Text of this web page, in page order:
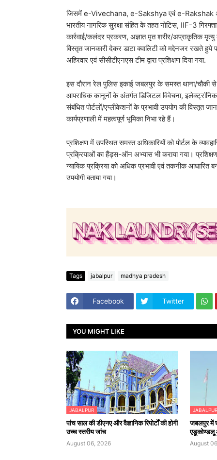
जिसमें e-Vivechana, e-Sakshya एवं e-Rakshak
भारतीय नागरिक सुरक्षा संहित के तहत नोटिस, IIF-3
कार्रवाई/कलंदर प्रकरण, अज्ञात मृत शरीर/अप्राकृतिक
विस्तृत जानकारी देकर डाटा क्वालिटी को मद्देनजर रखते
अहिरवार एवं सीसीटीएनएस टीम द्वारा प्रशिक्षण दिया गया.
इस दौरान रेल पुलिस इकाई जबलपुर के समस्त थाना/चौकी
आपराधिक कानूनों के अंतर्गत डिजिटल विवेचना,
संबंधित पोर्टलों/एप्लीकेशनों के प्रभावी उपयोग की विस्तृत
कार्यप्रणाली में महत्वपूर्ण भूमिका निभा रहे हैं।
प्रशिक्षण में उपस्थित समस्त अधिकारियों को पोर्टल के
प्रक्रियाओं का हैंड्स-ऑन अभ्यास भी कराया गया। प्रशिक्षण
न्यायिक प्रक्रिया को अधिक प्रभावी एवं तकनीक आधारित
उपयोगी बताया गया।
Tags jabalpur madhya pradesh
Facebook Twitter
YOU MIGHT LIKE
JABALPUR
पांच साल की डीएनए और वैज्ञानिक रिपोर्टों की होगी
उच्च स्तरीय जांच
August 06, 2026
JABALPUR
जबलपुर में
एडूकोण्डलू
August